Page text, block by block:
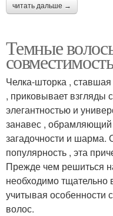
читать дальше →
Темные
Челка-шторка ,
, приковывает взгляды
элегантностью и
занавес , обрамляющий
загадочности и шарма.
популярность , эта
Прежде чем решиться
необходимо тщательно
учитывая особенности
волос.